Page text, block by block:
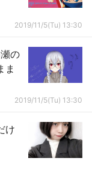
2019/11/5(Tu) 13:30
の
ま
2019/11/5(Tu) 13:30
け